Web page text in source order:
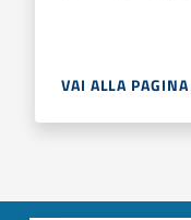
VAI ALLA PAGINA